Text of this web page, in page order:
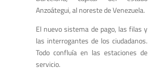
Anzoátegui, al noreste de Venezuela.
El nuevo sistema de pago, las filas y
las interrogantes de los ciudadanos.
Todo confluía en las estaciones de
servicio.